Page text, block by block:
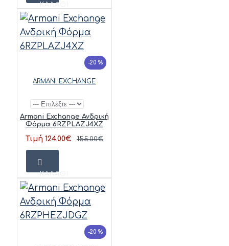
ΚΑΛΆΘΙ
-20 %
ARMANI EXCHANGE
Armani Exchange Ανδρική
Φόρμα 6RZPLAZJ4XZ
Τιμή 124.00€ 155.00€
ΚΑΛΆΘΙ
-20 %